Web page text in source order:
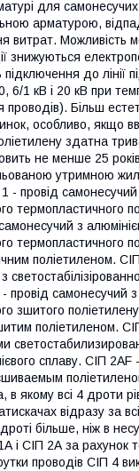
для
арматурою,
витрат. Можливість
знижуються
до лінії
6/1 кВ і 20 кВ при
Більш
особливо, якщо
здатна
не менше 25
утримною
- провід
термопластичного
з
термопластичного
поліетиленом.
- провід самонесучий
зшитого
поліетиленом.
сплаву. СІП
якому всі 4 дроти
відразу за
більше, ніж в
і СІП 2А за рахунок
проводів СІП 4